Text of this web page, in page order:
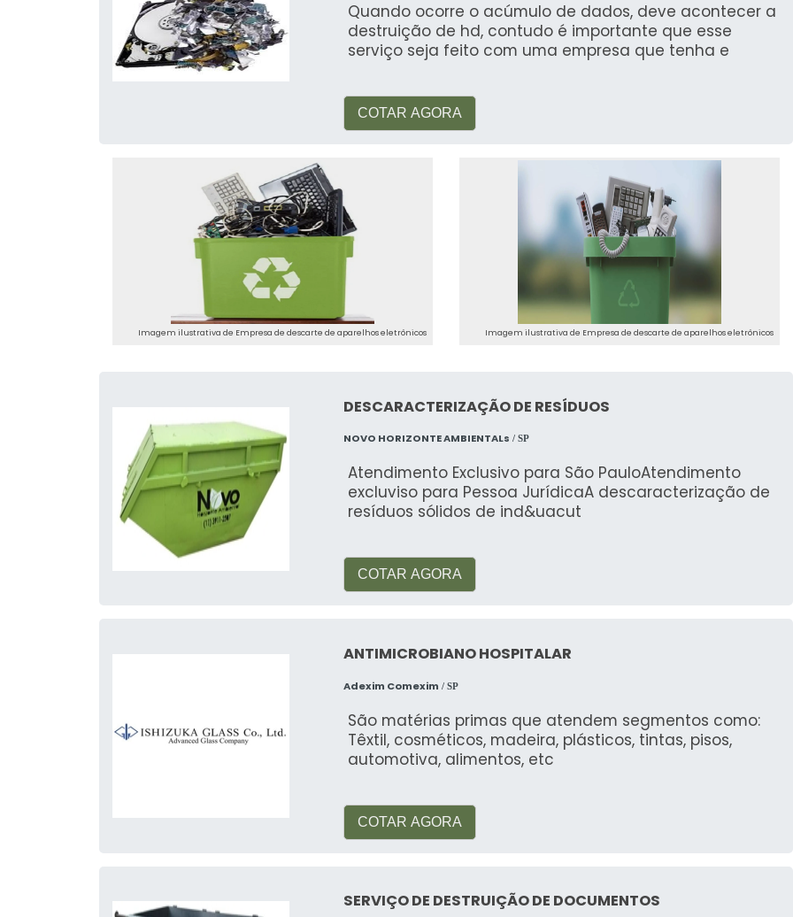
Quando ocorre o acúmulo de dados, deve acontecer a
destruição de hd, contudo é importante que esse
serviço seja feito com uma empresa que tenha e
COTAR AGORA
Imagem ilustrativa de Empresa de descarte de aparelhos eletrônicos Imagem ilustrativa de Empresa de descarte de aparelhos eletrônicos
DESCARACTERIZAÇÃO DE RESÍDUOS
NOVO HORIZONTE AMBIENTALs / SP
Atendimento Exclusivo para São PauloAtendimento
excluviso para Pessoa JurídicaA descaracterização de
resíduos sólidos de ind&uacut
COTAR AGORA
ANTIMICROBIANO HOSPITALAR
Adexim Comexim / SP
São matérias primas que atendem segmentos como:
Têxtil, cosméticos, madeira, plásticos, tintas, pisos,
automotiva, alimentos, etc
COTAR AGORA
SERVIÇO DE DESTRUIÇÃO DE DOCUMENTOS